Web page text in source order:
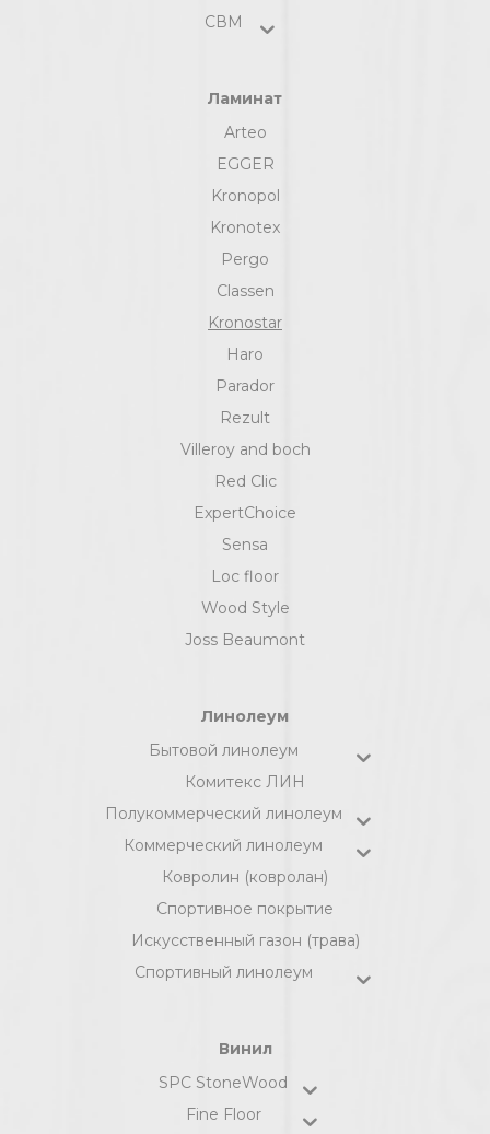
СВМ
Ламинат
Arteo
EGGER
Kronopol
Kronotex
Pergo
Classen
Kronostar
Haro
Parador
Rezult
Villeroy and boch
Red Clic
ExpertChoice
Sensa
Loc floor
Wood Style
Joss Beaumont
Линолеум
Бытовой линолеум
Комитекс ЛИН
Полукоммерческий линолеум
Коммерческий линолеум
Ковролин (ковролан)
Спортивное покрытие
Искусственный газон (трава)
Спортивный линолеум
Винил
SPC StoneWood
Fine Floor